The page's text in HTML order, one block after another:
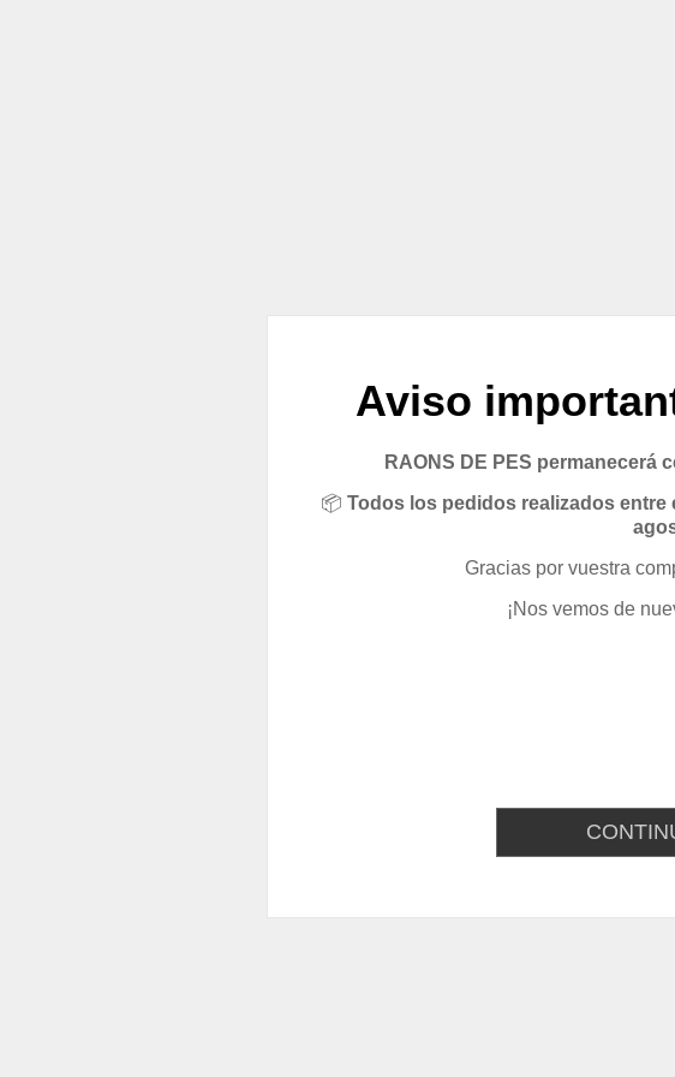
Aviso
RAONS DE PES permanecerá
📦 Todos los pedidos realizados entre
Gracias por vuestra
¡Nos vemos de